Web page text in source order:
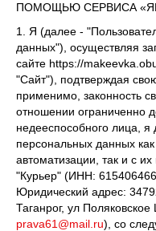
ПОМОЩЬЮ СЕРВИСА
1. Я (далее -
данных"), осуществляя
сайте https://
"Сайт"), подтверждая
применимо, законность
отношении ограниченно
недееспособного лица, я
персональных данных
автоматизации, так и с
"Курьер" (ИНН:
Юридический адрес:
Таганрог, ул
prava61@mail.ru), со